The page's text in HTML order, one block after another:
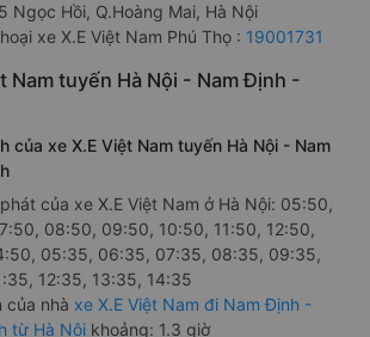
Ngọc Hồi, Q.Hoàng Mai, Hà Nội
xe X.E Việt Nam Phú Thọ : 19001731
Nam tuyến Hà Nội - Nam Định -
của xe X.E Việt Nam tuyến Hà Nội - Nam
của xe X.E Việt Nam ở Hà Nội: 05:50,
08:50, 09:50, 10:50, 11:50, 12:50,
05:35, 06:35, 07:35, 08:35, 09:35,
12:35, 13:35, 14:35
của nhà xe X.E Việt Nam đi Nam Định -
từ Hà Nội khoảng: 1.3 giờ